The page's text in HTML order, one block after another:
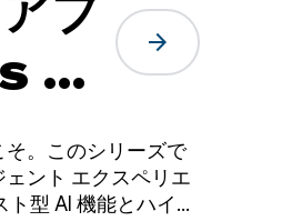
を
ェ
arrow_forward
そ。このシリーズで
ント エクスペリエ
型 AI 機能とハイブ